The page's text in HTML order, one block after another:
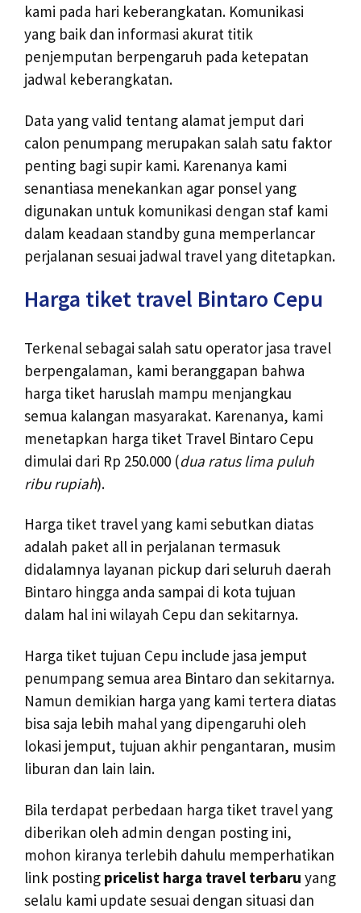
kami pada hari keberangkatan. Komunikasi
yang baik dan informasi akurat titik
penjemputan berpengaruh pada ketepatan
jadwal keberangkatan.
Data yang valid tentang alamat jemput dari
calon penumpang merupakan salah satu faktor
penting bagi supir kami. Karenanya kami
senantiasa menekankan agar ponsel yang
digunakan untuk komunikasi dengan staf kami
dalam keadaan standby guna memperlancar
perjalanan sesuai jadwal travel yang ditetapkan.
Harga tiket travel Bintaro Cepu
Terkenal sebagai salah satu operator jasa travel
berpengalaman, kami beranggapan bahwa
harga tiket haruslah mampu menjangkau
semua kalangan masyarakat. Karenanya, kami
menetapkan harga tiket Travel Bintaro Cepu
dimulai dari Rp 250.000 (dua ratus lima puluh
ribu rupiah).
Harga tiket travel yang kami sebutkan diatas
adalah paket all in perjalanan termasuk
didalamnya layanan pickup dari seluruh daerah
Bintaro hingga anda sampai di kota tujuan
dalam hal ini wilayah Cepu dan sekitarnya.
Harga tiket tujuan Cepu include jasa jemput
penumpang semua area Bintaro dan sekitarnya.
Namun demikian harga yang kami tertera diatas
bisa saja lebih mahal yang dipengaruhi oleh
lokasi jemput, tujuan akhir pengantaran, musim
liburan dan lain lain.
Bila terdapat perbedaan harga tiket travel yang
diberikan oleh admin dengan posting ini,
mohon kiranya terlebih dahulu memperhatikan
link posting pricelist harga travel terbaru yang
selalu kami update sesuai dengan situasi dan